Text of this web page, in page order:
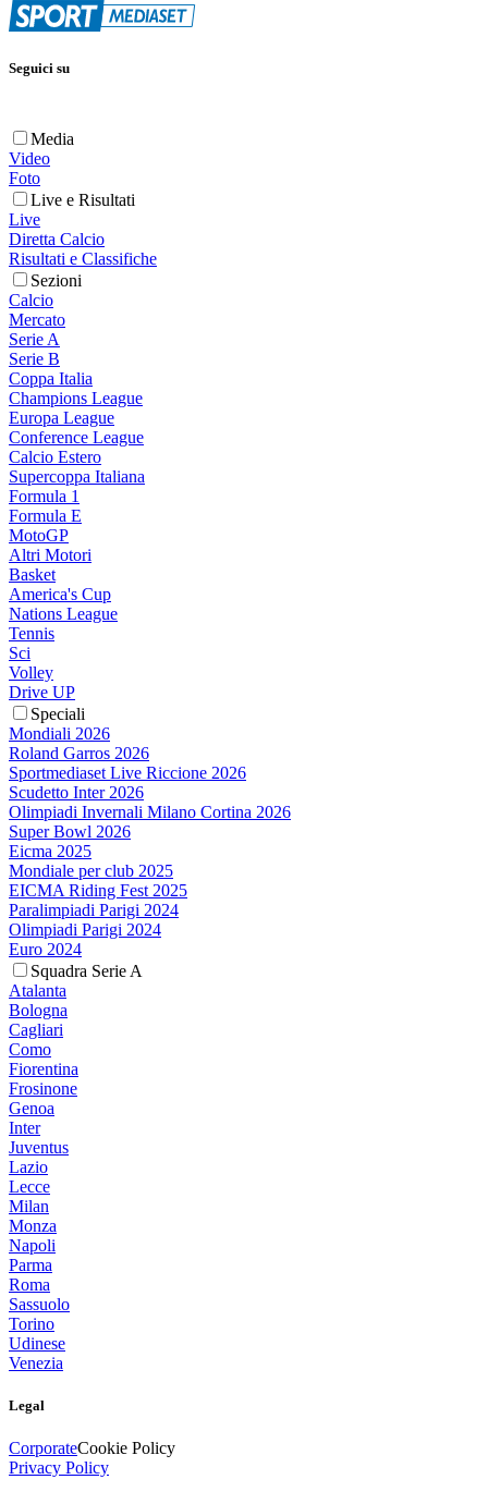
Seguici su
Media
Video
Foto
Live e Risultati
Live
Diretta Calcio
Risultati e Classifiche
Sezioni
Calcio
Mercato
Serie A
Serie B
Coppa Italia
Champions League
Europa League
Conference League
Calcio Estero
Supercoppa Italiana
Formula 1
Formula E
MotoGP
Altri Motori
Basket
America's Cup
Nations League
Tennis
Sci
Volley
Drive UP
Speciali
Mondiali 2026
Roland Garros 2026
Sportmediaset Live Riccione 2026
Scudetto Inter 2026
Olimpiadi Invernali Milano Cortina 2026
Super Bowl 2026
Eicma 2025
Mondiale per club 2025
EICMA Riding Fest 2025
Paralimpiadi Parigi 2024
Olimpiadi Parigi 2024
Euro 2024
Squadra Serie A
Atalanta
Bologna
Cagliari
Como
Fiorentina
Frosinone
Genoa
Inter
Juventus
Lazio
Lecce
Milan
Monza
Napoli
Parma
Roma
Sassuolo
Torino
Udinese
Venezia
Legal
CorporateCookie Policy
Privacy Policy